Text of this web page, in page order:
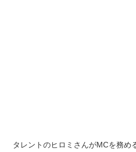
タレントのヒロミさんがMCを務め